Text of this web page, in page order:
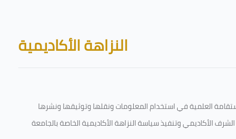
Blocks
النزاهة الأكاديمية
العلمية في استخدام المعلومات ونقلها وتوثيقها ونشرها
الأكاديمي وتنفيذ سياسة النزاهة الأكاديمية الخاصة بالجامعة